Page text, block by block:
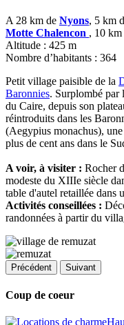
A 28 km de Nyons, 5 km
Motte Chalencon , 10 km
Altitude : 425 m
Nombre d’habitants : 364
Petit village paisible de la
Baronnies. Surplombé par
du Caire, depuis son
réintroduits dans les
(Aegypius monachus),
plus de cent ans dans le
A voir, à visiter : Rocher
modeste du XIIIe siècle
table d'autel retaillée dans
Activités conseillées :
randonnées à partir du
Précédent Suivant
Coup de coeur